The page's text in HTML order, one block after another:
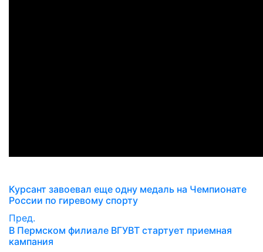
Курсант завоевал еще одну медаль на Чемпионате
России по гиревому спорту
Пред.
В Пермском филиале ВГУВТ стартует приемная
кампания